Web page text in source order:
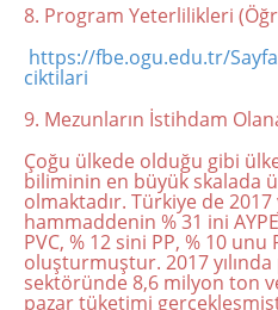
8. Program Yeterlilikleri
https://fbe.ogu.edu.tr/
ciktilari
9. Mezunların İstihdam
Çoğu ülkede olduğu gibi
biliminin en büyük skalada
olmaktadır. Türkiye de
hammaddenin % 31 ini
PVC, % 12 sini PP, % 10 unu
oluşturmuştur. 2017
sektöründe 8,6 milyon ton
pazar tüketimi